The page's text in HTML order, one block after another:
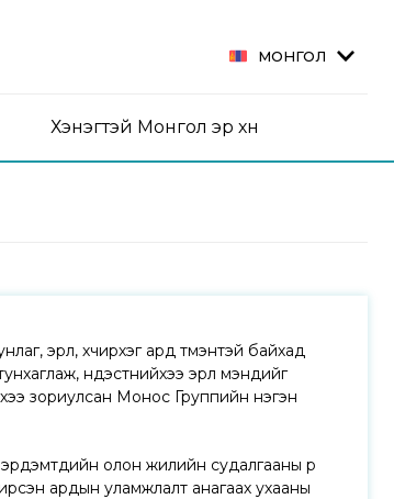
МОНГОЛ
Хэнэгтэй Монгол эр хүн
эрүүл, хүчирхэг ард түмэнтэй байхад
үндэстнийхээ эрүүл мэндийг
зориулсан Монос Группийн нэгэн
олон жилийн судалгааны үр
ирсэн ардын уламжлалт анагаах ухааны